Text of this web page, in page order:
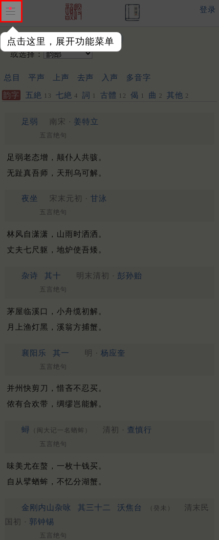
点击这里，展开功能菜单
登录
输入韵字：
或选择：
总目 平声 上声 去声 入声 多音字
韵字 五絶 13 七絶 4 詞 1 古體 12 偈 1 曲 2 其他 2
足弱 南宋 · 姜特立
五言绝句
足弱老态增，颠仆人共骇。
无趾真吾师，天刑乌可解。
夜坐 宋末元初 · 甘泳
五言绝句
林风自潇潇，山雨时洒洒。
丈夫七尺躯，地炉使吾矮。
杂诗 其十 明末清初 · 彭孙贻
五言绝句
茅屋临溪口，小舟缆初解。
月上渔灯黑，溪翁方捕蟹。
襄阳乐 其一 明 · 杨应奎
五言绝句
并州快剪刀，惜吝不忍买。
侬有合欢带，绸缪岂能解。
蟳 （闽大记一名蝤蛑） 清初 · 查慎行
五言绝句
味美尤在螯，一枚十钱买。
自从擘蝤蛑，不忆分湖蟹。
金刚内山杂咏 其三十二 沃焦台 （癸未）
清末民
国初 · 郭钟锡
五言绝句